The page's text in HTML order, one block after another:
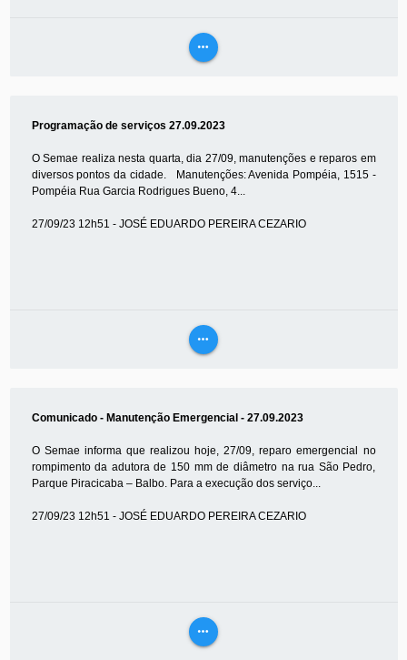
more_horiz
Programação de serviços 27.09.2023
O Semae realiza nesta quarta, dia 27/09, manutenções e reparos em
diversos pontos da cidade. Manutenções: Avenida Pompéia, 1515 -
Pompéia Rua Garcia Rodrigues Bueno, 4...
27/09/23 12h51 - JOSÉ EDUARDO PEREIRA CEZARIO
more_horiz
Comunicado - Manutenção Emergencial - 27.09.2023
O Semae informa que realizou hoje, 27/09, reparo emergencial no
rompimento da adutora de 150 mm de diâmetro na rua São Pedro,
Parque Piracicaba – Balbo. Para a execução dos serviço...
27/09/23 12h51 - JOSÉ EDUARDO PEREIRA CEZARIO
more_horiz